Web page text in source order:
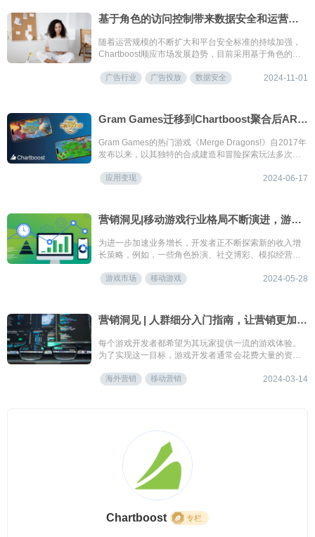
基于角色的访问控制带来数据安全和运营效率提升
随着运营规模的不断扩大和平台安全标准的持续加强，
Chartboost顺应市场发展趋势，目前采用基于角色的访
据保护和运营效率的提升。
广告行业 广告投放 数据安全 2024-11-01
Gram Games迁移到Chartboost聚合后ARPDAU提升23%
Gram Games的热门游戏《Merge Dragons!》自2017年
发布以来，以其独特的合成建造和冒险探索玩法多次跻
应用变现 2024-06-17
营销洞见|移动游戏行业格局不断演进，游戏开发者如何拓展收入来源？
为进一步加速业务增长，开发者正不断探索新的收入增
长策略，例如，一些角色扮演、社交博彩、模拟经营和
收入增长来源。
游戏市场 移动游戏 2024-05-28
营销洞见 | 人群细分入门指南，让营销更加有的放矢
每个游戏开发者都希望为其玩家提供一流的游戏体验。
为了实现这一目标，游戏开发者通常会花费大量的资金
海外营销 移动营销 2024-03-14
Chartboost 专栏